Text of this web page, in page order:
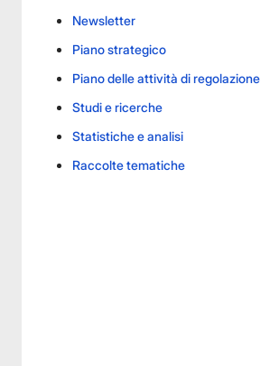
Newsletter
Piano strategico
Piano delle attività di regolazione
Studi e ricerche
Statistiche e analisi
Raccolte tematiche